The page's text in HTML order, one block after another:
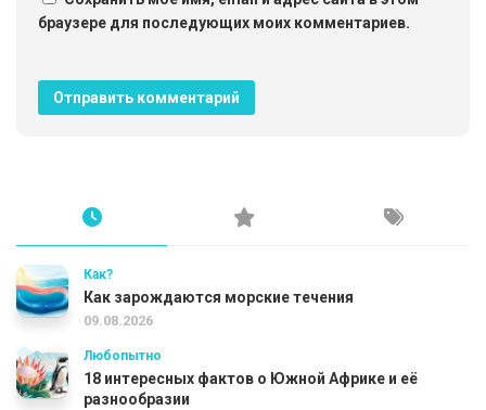
браузере для последующих моих комментариев.
Как?
Как зарождаются морские течения
09.08.2026
Любопытно
18 интересных фактов о Южной Африке и её
разнообразии